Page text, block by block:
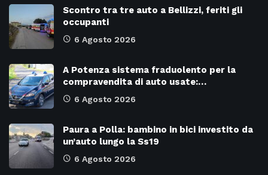
Scontro tra tre auto a Bellizzi, feriti gli
occupanti
6 Agosto 2026
A Potenza sistema fraduolento per la
compravendita di auto usate:…
6 Agosto 2026
Paura a Polla: bambino in bici investito da
un’auto lungo la Ss19
6 Agosto 2026